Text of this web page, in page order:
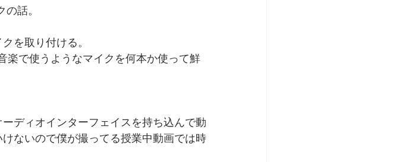
話。
を取り付ける。
楽で使うようなマイクを何本か使って鮮
ディオインターフェイスを持ち込んで動
ないので僕が撮ってる授業中動画では時